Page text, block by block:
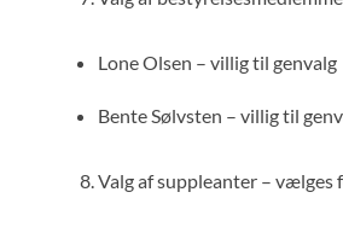
Lone Olsen – villig til genvalg
Bente Sølvsten – villig til
Valg af suppleanter – vælges